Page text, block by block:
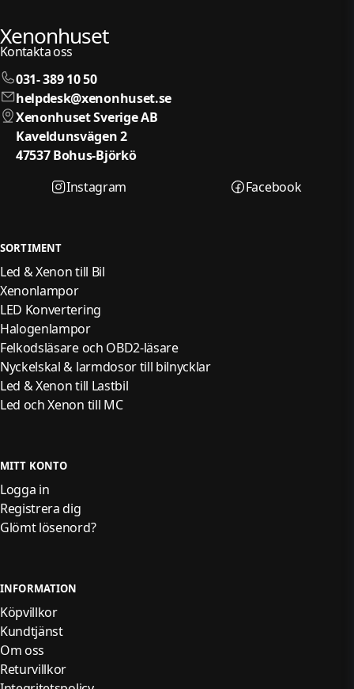
Xenonhuset
Kontakta oss
031- 389 10 50
helpdesk@xenonhuset.se
Xenonhuset Sverige AB
Kaveldunsvägen 2
47537 Bohus-Björkö
Instagram
Facebook
SORTIMENT
Led & Xenon till Bil
Xenonlampor
LED Konvertering
Halogenlampor
Felkodsläsare och OBD2-läsare
Nyckelskal & larmdosor till bilnycklar
Led & Xenon till Lastbil
Led och Xenon till MC
MITT KONTO
Logga in
Registrera dig
Glömt lösenord?
INFORMATION
Köpvillkor
Kundtjänst
Om oss
Returvillkor